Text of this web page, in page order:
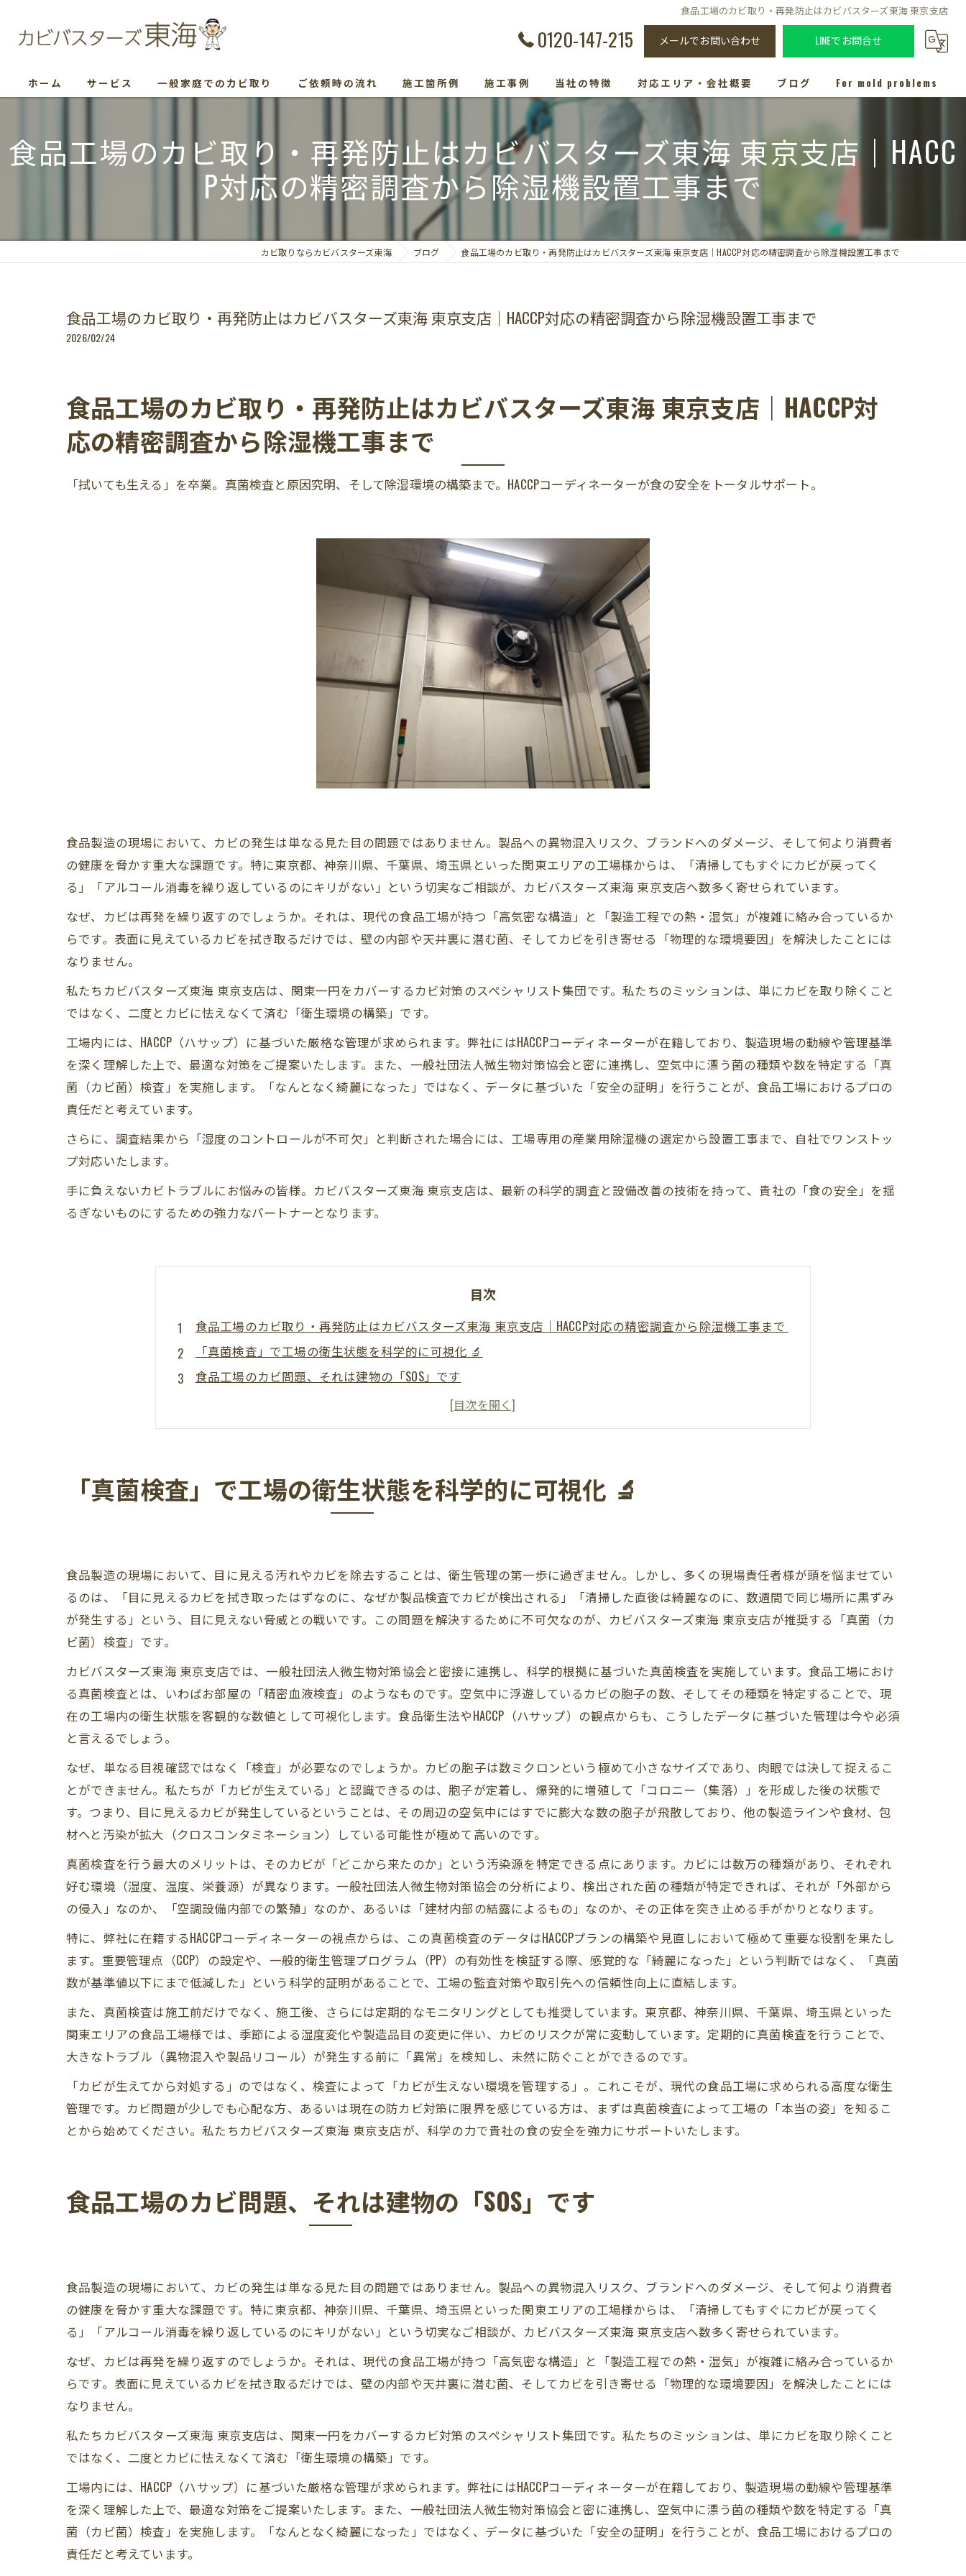
食品工場のカビ取り・再発防止はカビバスターズ東海 東京支店
0120-147-215 メールでお問い合わせ LINEでお問合せ
ホーム サービス 一般家庭でのカビ取り ご依頼時の流れ 施工箇所例 施工事例 当社の特徴
防カビ
カビ取り専門
カビ検査
対応エリア・会社概要 ブログ For mold problems
食品工場のカビ取り・再発防止はカビバスターズ東海 東京支店｜HACC
P対応の精密調査から除湿機設置工事まで
カビ取りならカビバスターズ東海 ブログ 食品工場のカビ取り・再発防止はカビバスターズ東海 東京支店｜HACCP対応の精密調査から除湿機設置工事まで
食品工場のカビ取り・再発防止はカビバスターズ東海 東京支店｜HACCP対応の精密調査から除湿機設置工事まで
2026/02/24
食品工場のカビ取り・再発防止はカビバスターズ東海 東京支店｜HACCP対
応の精密調査から除湿機工事まで
「拭いても生える」を卒業。真菌検査と原因究明、そして除湿環境の構築まで。HACCPコーディネーターが食の安全をトータルサポート。
食品製造の現場において、カビの発生は単なる見た目の問題ではありません。製品への異物混入リスク、ブランドへのダメージ、そして何より消費者
の健康を脅かす重大な課題です。特に東京都、神奈川県、千葉県、埼玉県といった関東エリアの工場様からは、「清掃してもすぐにカビが戻ってく
る」「アルコール消毒を繰り返しているのにキリがない」という切実なご相談が、カビバスターズ東海 東京支店へ数多く寄せられています。
なぜ、カビは再発を繰り返すのでしょうか。それは、現代の食品工場が持つ「高気密な構造」と「製造工程での熱・湿気」が複雑に絡み合っているか
らです。表面に見えているカビを拭き取るだけでは、壁の内部や天井裏に潜む菌、そしてカビを引き寄せる「物理的な環境要因」を解決したことには
なりません。
私たちカビバスターズ東海 東京支店は、関東一円をカバーするカビ対策のスペシャリスト集団です。私たちのミッションは、単にカビを取り除くこと
ではなく、二度とカビに怯えなくて済む「衛生環境の構築」です。
工場内には、HACCP（ハサップ）に基づいた厳格な管理が求められます。弊社にはHACCPコーディネーターが在籍しており、製造現場の動線や管理基準
を深く理解した上で、最適な対策をご提案いたします。また、一般社団法人微生物対策協会と密に連携し、空気中に漂う菌の種類や数を特定する「真
菌（カビ菌）検査」を実施します。「なんとなく綺麗になった」ではなく、データに基づいた「安全の証明」を行うことが、食品工場におけるプロの
責任だと考えています。
さらに、調査結果から「湿度のコントロールが不可欠」と判断された場合には、工場専用の産業用除湿機の選定から設置工事まで、自社でワンストッ
プ対応いたします。
手に負えないカビトラブルにお悩みの皆様。カビバスターズ東海 東京支店は、最新の科学的調査と設備改善の技術を持って、貴社の「食の安全」を揺
るぎないものにするための強力なパートナーとなります。
目次
食品工場のカビ取り・再発防止はカビバスターズ東海 東京支店｜HACCP対応の精密調査から除湿機工事まで
「真菌検査」で工場の衛生状態を科学的に可視化 🔬
食品工場のカビ問題、それは建物の「SOS」です
「真菌検査」で工場の衛生状態を科学的に可視化 🔬
【根本解決】産業用除湿機の設置工事まで対応
まとめ：手に負えない工場のカビ、プロの知恵と設備で終止符を
「真菌検査」で工場の衛生状態を科学的に可視化 🔬
食品製造の現場において、目に見える汚れやカビを除去することは、衛生管理の第一歩に過ぎません。しかし、多くの現場責任者様が頭を悩ませてい
るのは、「目に見えるカビを拭き取ったはずなのに、なぜか製品検査でカビが検出される」「清掃した直後は綺麗なのに、数週間で同じ場所に黒ずみ
が発生する」という、目に見えない脅威との戦いです。この問題を解決するために不可欠なのが、カビバスターズ東海 東京支店が推奨する「真菌（カ
ビ菌）検査」です。
カビバスターズ東海 東京支店では、一般社団法人微生物対策協会と密接に連携し、科学的根拠に基づいた真菌検査を実施しています。食品工場におけ
る真菌検査とは、いわばお部屋の「精密血液検査」のようなものです。空気中に浮遊しているカビの胞子の数、そしてその種類を特定することで、現
在の工場内の衛生状態を客観的な数値として可視化します。食品衛生法やHACCP（ハサップ）の観点からも、こうしたデータに基づいた管理は今や必須
と言えるでしょう。
なぜ、単なる目視確認ではなく「検査」が必要なのでしょうか。カビの胞子は数ミクロンという極めて小さなサイズであり、肉眼では決して捉えるこ
とができません。私たちが「カビが生えている」と認識できるのは、胞子が定着し、爆発的に増殖して「コロニー（集落）」を形成した後の状態で
す。つまり、目に見えるカビが発生しているということは、その周辺の空気中にはすでに膨大な数の胞子が飛散しており、他の製造ラインや食材、包
材へと汚染が拡大（クロスコンタミネーション）している可能性が極めて高いのです。
真菌検査を行う最大のメリットは、そのカビが「どこから来たのか」という汚染源を特定できる点にあります。カビには数万の種類があり、それぞれ
好む環境（湿度、温度、栄養源）が異なります。一般社団法人微生物対策協会の分析により、検出された菌の種類が特定できれば、それが「外部から
の侵入」なのか、「空調設備内部での繁殖」なのか、あるいは「建材内部の結露によるもの」なのか、その正体を突き止める手がかりとなります。
特に、弊社に在籍するHACCPコーディネーターの視点からは、この真菌検査のデータはHACCPプランの構築や見直しにおいて極めて重要な役割を果たし
ます。重要管理点（CCP）の設定や、一般的衛生管理プログラム（PP）の有効性を検証する際、感覚的な「綺麗になった」という判断ではなく、「真菌
数が基準値以下にまで低減した」という科学的証明があることで、工場の監査対策や取引先への信頼性向上に直結します。
また、真菌検査は施工前だけでなく、施工後、さらには定期的なモニタリングとしても推奨しています。東京都、神奈川県、千葉県、埼玉県といった
関東エリアの食品工場様では、季節による湿度変化や製造品目の変更に伴い、カビのリスクが常に変動しています。定期的に真菌検査を行うことで、
大きなトラブル（異物混入や製品リコール）が発生する前に「異常」を検知し、未然に防ぐことができるのです。
「カビが生えてから対処する」のではなく、検査によって「カビが生えない環境を管理する」。これこそが、現代の食品工場に求められる高度な衛生
管理です。カビ問題が少しでも心配な方、あるいは現在の防カビ対策に限界を感じている方は、まずは真菌検査によって工場の「本当の姿」を知るこ
とから始めてください。私たちカビバスターズ東海 東京支店が、科学の力で貴社の食の安全を強力にサポートいたします。
食品工場のカビ問題、それは建物の「SOS」です
食品製造の現場において、カビの発生は単なる見た目の問題ではありません。製品への異物混入リスク、ブランドへのダメージ、そして何より消費者
の健康を脅かす重大な課題です。特に東京都、神奈川県、千葉県、埼玉県といった関東エリアの工場様からは、「清掃してもすぐにカビが戻ってく
る」「アルコール消毒を繰り返しているのにキリがない」という切実なご相談が、カビバスターズ東海 東京支店へ数多く寄せられています。
なぜ、カビは再発を繰り返すのでしょうか。それは、現代の食品工場が持つ「高気密な構造」と「製造工程での熱・湿気」が複雑に絡み合っているか
らです。表面に見えているカビを拭き取るだけでは、壁の内部や天井裏に潜む菌、そしてカビを引き寄せる「物理的な環境要因」を解決したことには
なりません。
私たちカビバスターズ東海 東京支店は、関東一円をカバーするカビ対策のスペシャリスト集団です。私たちのミッションは、単にカビを取り除くこと
ではなく、二度とカビに怯えなくて済む「衛生環境の構築」です。
工場内には、HACCP（ハサップ）に基づいた厳格な管理が求められます。弊社にはHACCPコーディネーターが在籍しており、製造現場の動線や管理基準
を深く理解した上で、最適な対策をご提案いたします。また、一般社団法人微生物対策協会と密に連携し、空気中に漂う菌の種類や数を特定する「真
菌（カビ菌）検査」を実施します。「なんとなく綺麗になった」ではなく、データに基づいた「安全の証明」を行うことが、食品工場におけるプロの
責任だと考えています。